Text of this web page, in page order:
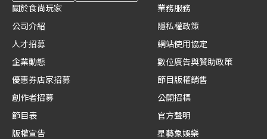
關於食尚玩家
公司介紹
人才招募
企業動態
優惠券店家招募
創作者招募
節目表
版權宣告
業務服務
隱私權政策
網站使用協定
數位廣告與贊助政策
節目版權銷售
公開招標
官方聲明
星藝象娛樂